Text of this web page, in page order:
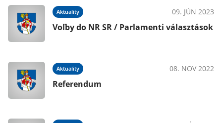
Aktuality 09. JÚN 2023
Voľby do NR SR / Parlamenti választások
Aktuality 08. NOV 2022
Referendum